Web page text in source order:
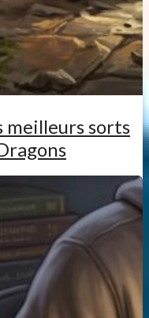
meilleurs sorts